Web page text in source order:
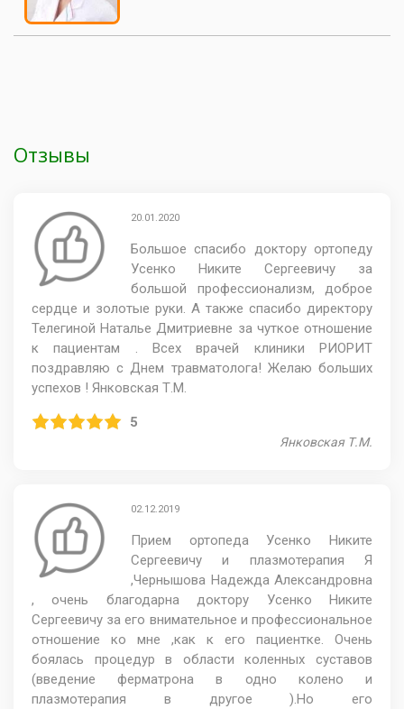
Отзывы
20.01.2020
Большое спасибо доктору ортопеду
Усенко Никите Сергеевичу за
большой профессионализм, доброе
сердце и золотые руки. А также спасибо директору
Телегиной Наталье Дмитриевне за чуткое отношение
к пациентам . Всех врачей клиники РИОРИТ
поздравляю с Днем травматолога! Желаю больших
успехов ! Янковская Т.М.
5
Янковская Т.М.
02.12.2019
Прием ортопеда Усенко Никите
Сергеевичу и плазмотерапия Я
,Чернышова Надежда Александровна
, очень благодарна доктору Усенко Никите
Сергеевичу за его внимательное и профессиональное
отношение ко мне ,как к его пациентке. Очень
боялась процедур в области коленных суставов
(введение ферматрона в одно колено и
плазмотерапия в другое ).Но его